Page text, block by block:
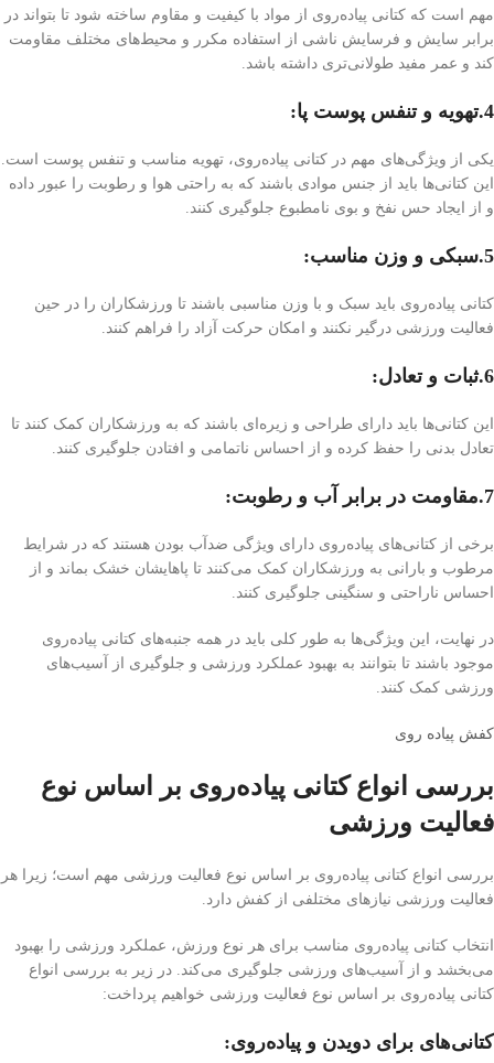
مهم است که کتانی پیاده‌روی از مواد با کیفیت و مقاوم ساخته شود تا بتواند در
برابر سایش و فرسایش ناشی از استفاده مکرر و محیط‌های مختلف مقاومت
کند و عمر مفید طولانی‌تری داشته باشد.
4.تهویه و تنفس پوست پا :
یکی از ویژگی‌های مهم در کتانی پیاده‌روی، تهویه مناسب و تنفس پوست است.
این کتانی‌ها باید از جنس موادی باشند که به راحتی هوا و رطوبت را عبور داده
و از ایجاد حس نفخ و بوی نامطبوع جلوگیری کنند.
5.سبکی و وزن مناسب :
کتانی پیاده‌روی باید سبک و با وزن مناسبی باشند تا ورزشکاران را در حین
فعالیت ورزشی درگیر نکنند و امکان حرکت آزاد را فراهم کنند.
6.ثبات و تعادل :
این کتانی‌ها باید دارای طراحی و زیره‌ای باشند که به ورزشکاران کمک کنند تا
تعادل بدنی را حفظ کرده و از احساس ناتمامی و افتادن جلوگیری کنند.
7.مقاومت در برابر آب و رطوبت :
برخی از کتانی‌های پیاده‌روی دارای ویژگی ضدآب بودن هستند که در شرایط
مرطوب و بارانی به ورزشکاران کمک می‌کنند تا پاهایشان خشک بماند و از
احساس ناراحتی و سنگینی جلوگیری کنند.
در نهایت، این ویژگی‌ها به طور کلی باید در همه جنبه‌های کتانی پیاده‌روی
موجود باشند تا بتوانند به بهبود عملکرد ورزشی و جلوگیری از آسیب‌های
ورزشی کمک کنند.
کفش پیاده روی
بررسی انواع کتانی پیاده‌روی بر اساس نوع
فعالیت ورزشی
بررسی انواع کتانی پیاده‌روی بر اساس نوع فعالیت ورزشی مهم است؛ زیرا هر
فعالیت ورزشی نیازهای مختلفی از کفش دارد.
انتخاب کتانی پیاده‌روی مناسب برای هر نوع ورزش، عملکرد ورزشی را بهبود
می‌بخشد و از آسیب‌های ورزشی جلوگیری می‌کند. در زیر به بررسی انواع
کتانی پیاده‌روی بر اساس نوع فعالیت ورزشی خواهیم پرداخت:
کتانی‌های برای دویدن و پیاده‌روی: